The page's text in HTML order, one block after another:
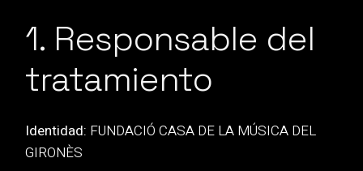
1. Responsable del
tratamiento
Identidad: FUNDACIÓ CASA DE LA MÚSICA DEL
GIRONÈS